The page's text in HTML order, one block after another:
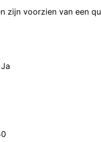
zijn voorzien van een